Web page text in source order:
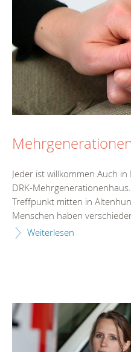
Jeder ist willkommen Auch
DRK-
Treffpunkt mitten in
Menschen haben
Weiterlesen